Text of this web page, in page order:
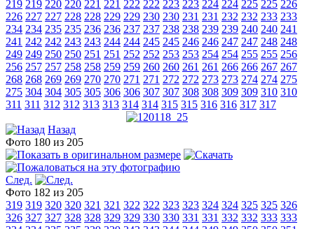
219 219 220 220 221 221 222 222 223 223 224 224 225 225 226
226 227 227 228 228 229 229 230 230 231 231 232 232 233 233
234 234 235 235 236 236 237 237 238 238 239 239 240 240 241
241 242 242 243 243 244 244 245 245 246 246 247 247 248 248
249 249 250 250 251 251 252 252 253 253 254 254 255 255 256
256 257 257 258 258 259 259 260 260 261 261 266 266 267 267
268 268 269 269 270 270 271 271 272 272 273 273 274 274 275
275 304 304 305 305 306 306 307 307 308 308 309 309 310 310
311 311 312 312 313 313 314 314 315 315 316 316 317 317
Назад
Фото 180 из 205
След.
Фото 182 из 205
319 319 320 320 321 321 322 322 323 323 324 324 325 325 326
326 327 327 328 328 329 329 330 330 331 331 332 332 333 333